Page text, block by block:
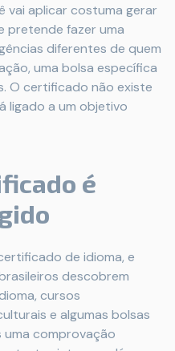
vai aplicar costuma gerar
pretende fazer uma
diferentes de quem
uma bolsa específica
O certificado não existe
ligado a um objetivo
é
de idioma, e
descobrem
cursos
e algumas bolsas
uma comprovação